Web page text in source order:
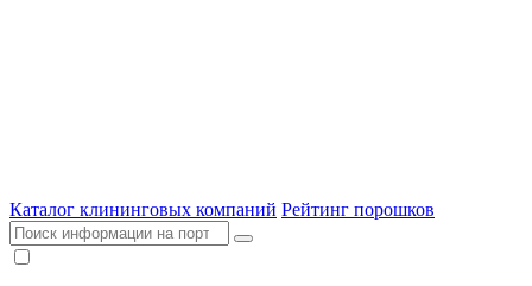
Каталог клининговых компаний Рейтинг порошков